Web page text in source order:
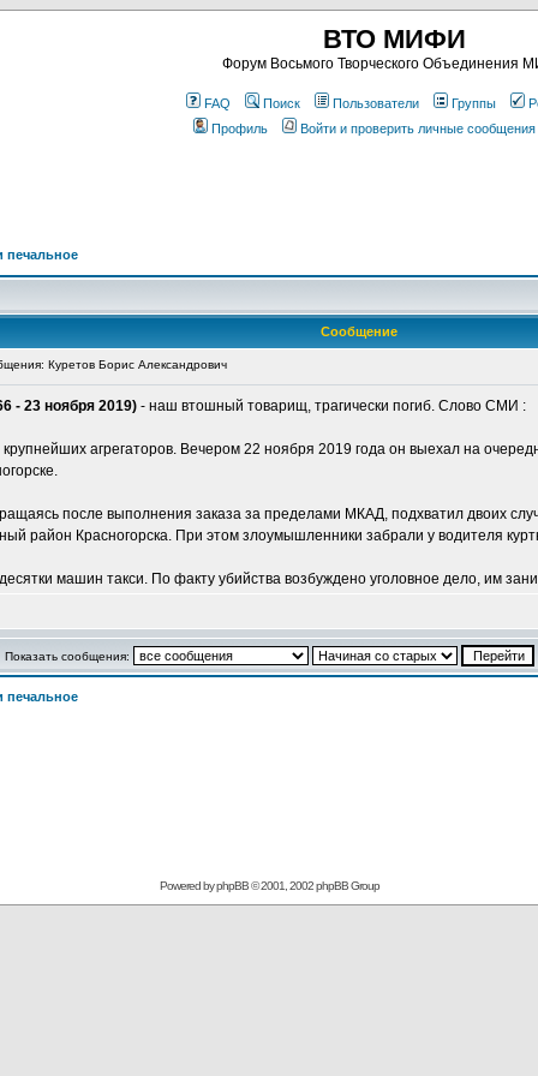
ВТО МИФИ
Форум Восьмого Творческого Объединения
FAQ Поиск Пользователи Группы
Профиль
Войти и проверить личные сообщения
печальное
Сообщение
Куретов Борис Александрович
- 23 ноября 2019) - наш втошный товарищ, трагически погиб. Слово СМИ :
агрегаторов. Вечером 22 ноября 2019 года он выехал на
после выполнения заказа за пределами МКАД, подхватил двоих
район Красногорска. При этом злоумышленники забрали у водителя
машин такси. По факту убийства возбуждено уголовное дело, им
Показать сообщения:
печальное
Powered byphpBB© 2001, 2002 phpBB Group